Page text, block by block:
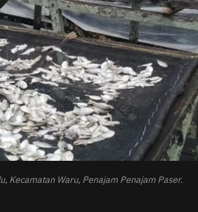
Kecamatan Waru, Penajam Penajam Paser.